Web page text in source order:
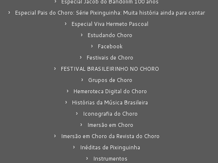
Especial Pais do Choro: Série Pixinguinha: Muita história ainda para contar
Especial Viva Hermeto Pascoal
Estudando Choro
Facebook
Festivais de Choro
FESTIVAL BRASILEIRINHO NO CHORO
Grupos de Choro
Hemeroteca Digital do Choro
Histórias da Música Brasileira
Iconografia do Choro
Imersão em Choro
Imersão em Choro da Revista do Choro
Inéditas de Pixinguinha
Instrumentos